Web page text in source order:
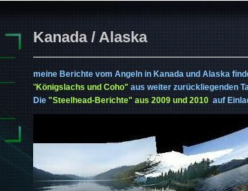
Kanada / Alaska
meine Berichte vom Angeln in Kanada und Alaska
"Königslachs und Coho" aus weiter zurückliegenden
Die "Steelhead-Berichte" aus 2009 und 2010 auf